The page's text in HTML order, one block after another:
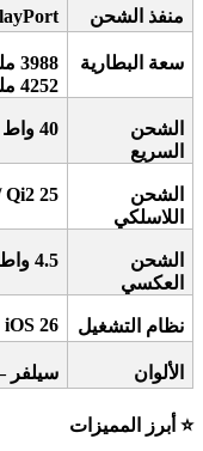
منفذ الشحن
سعة البطارية 3988
4252
الشحن
السريع
40 واط
الشحن
اللاسلكي
25
الشحن
العكسي
4.5 واط
نظام التشغيل iOS 26
الألوان سيلفر
⭐ أبرز المميزات